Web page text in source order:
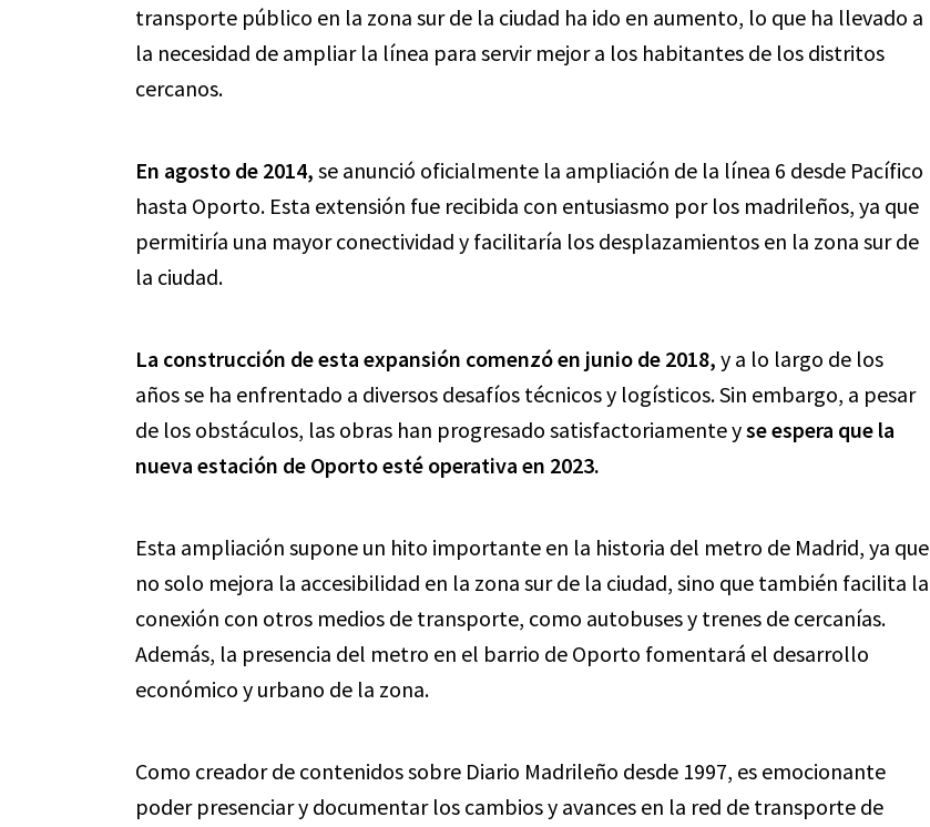
transporte público en la zona sur de la ciudad ha ido en aumento, lo que ha llevado a
la necesidad de ampliar la línea para servir mejor a los habitantes de los distritos
cercanos.
En agosto de 2014, se anunció oficialmente la ampliación de la línea 6 desde Pacífico
hasta Oporto. Esta extensión fue recibida con entusiasmo por los madrileños, ya que
permitiría una mayor conectividad y facilitaría los desplazamientos en la zona sur de
la ciudad.
La construcción de esta expansión comenzó en junio de 2018, y a lo largo de los
años se ha enfrentado a diversos desafíos técnicos y logísticos. Sin embargo, a pesar
de los obstáculos, las obras han progresado satisfactoriamente yse espera que la
nueva estación de Oporto esté operativa en 2023.
Esta ampliación supone un hito importante en la historia del metro de Madrid, ya que
no solo mejora la accesibilidad en la zona sur de la ciudad, sino que también facilita la
conexión con otros medios de transporte, como autobuses y trenes de cercanías.
Además, la presencia del metro en el barrio de Oporto fomentará el desarrollo
económico y urbano de la zona.
Como creador de contenidos sobre Diario Madrileño desde 1997, es emocionante
poder presenciar y documentar los cambios y avances en la red de transporte de